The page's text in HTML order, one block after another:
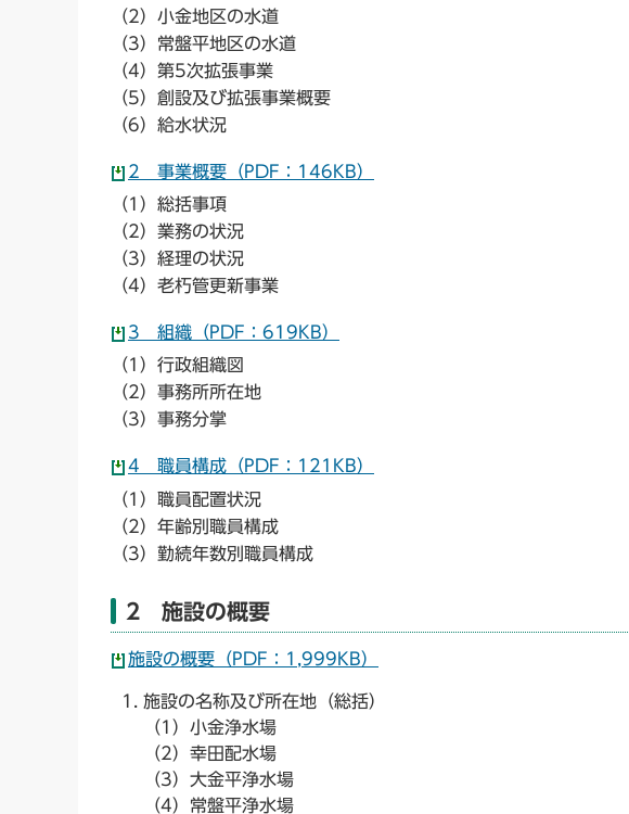
（2）小金地区の水道
（3）常盤平地区の水道
（4）第5次拡張事業
（5）創設及び拡張事業概要
（6）給水状況
2 事業概要（PDF：146KB）
（1）総括事項
（2）業務の状況
（3）経理の状況
（4）老朽管更新事業
3 組織（PDF：619KB）
（1）行政組織図
（2）事務所所在地
（3）事務分掌
4 職員構成（PDF：121KB）
（1）職員配置状況
（2）年齢別職員構成
（3）勤続年数別職員構成
2 施設の概要
施設の概要（PDF：1,999KB）
施設の名称及び所在地（総括）
（1）小金浄水場
（2）幸田配水場
（3）大金平浄水場
（4）常盤平浄水場